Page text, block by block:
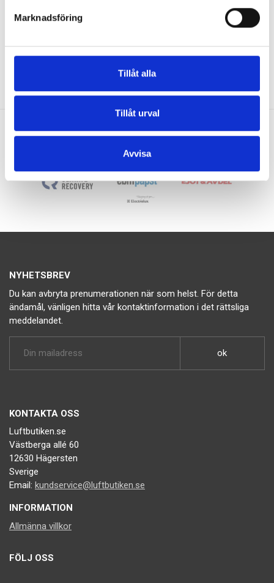
Marknadsföring
Tillåt alla
Tillåt urval
Avvisa
Bevent Rasch
NYHETSBREV
Du kan avbryta prenumerationen när som helst. För detta
ändamål, vänligen hitta vår kontaktinformation i det rättsliga
meddelandet.
KONTAKTA OSS
Luftbutiken.se
Västberga allé 60
12630 Hägersten
Sverige
Email: kundservice@luftbutiken.se
INFORMATION
Allmänna villkor
FÖLJ OSS